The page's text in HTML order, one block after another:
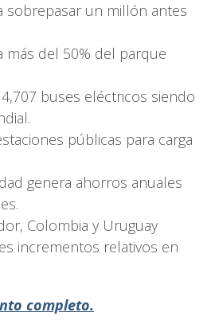
un millón antes
del 50% del parque
buses eléctricos siendo
públicas para carga
genera ahorros anuales
Colombia y Uruguay
incrementos relativos en
completo.